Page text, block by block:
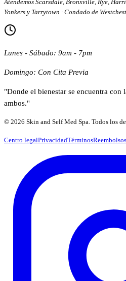
Atendemos Scarsdale, Bronxville, Rye,
Yonkers y Tarrytown · Condado de
Lunes - Sábado: 9am - 7pm
Domingo: Con Cita Previa
"Donde el bienestar se encuentra con
ambos."
© 2026 Skin and Self Med Spa. Todos los
Centro legalPrivacidadTérminosReembolsos